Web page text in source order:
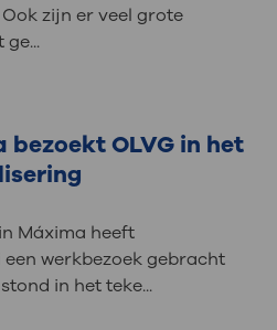
zijn er veel grote
OLVG in het
Máxima heeft
werkbezoek gebracht
in het teke...